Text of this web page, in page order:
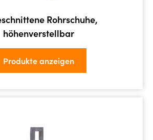
Rohrschuhe,
höhenverstellbar
Produkte anzeigen